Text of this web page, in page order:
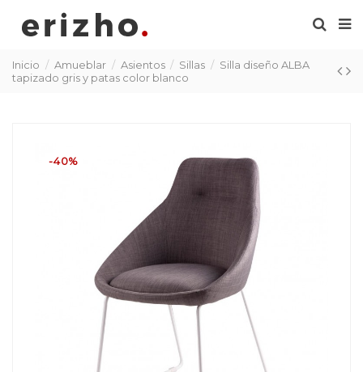
Inicio Amueblar Asientos Sillas
Silla diseño ALBA
tapizado gris y patas color blanco
-40%